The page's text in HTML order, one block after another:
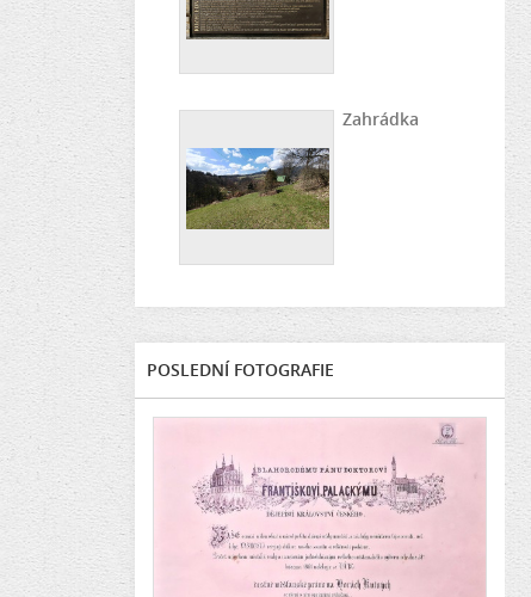
Zahrádka
POSLEDNÍ FOTOGRAFIE